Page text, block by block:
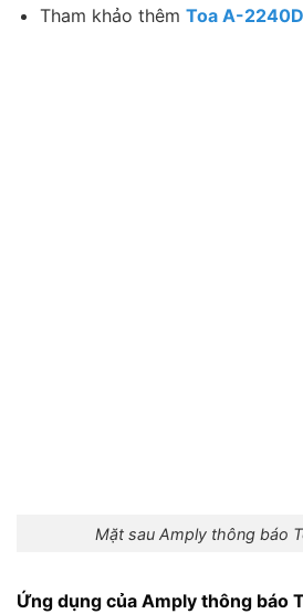
Tham khảo thêm Toa A-
Mặt sau Amply thông báo
Ứng dụng của Amply thông báo